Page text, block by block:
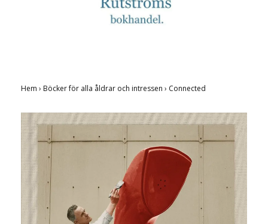
Hem › Böcker för alla åldrar och intressen › Connected